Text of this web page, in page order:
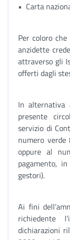
• Carta
Per coloro
anzidette
attraverso gli
offerti dagli
In alternativa
presente
servizio di
numero
oppure al
pagamento,
gestori).
Ai fini
richiedente
dichiarazioni